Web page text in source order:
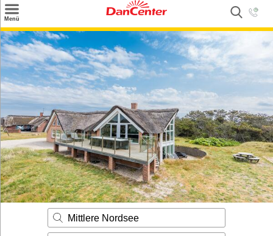
Menü
Suchen
Urlaubsziele
Weitere Urlaubsziele
Angebote
Inspiration
Kontakt
Gut zu wissen
Login
Mittlere Nordsee